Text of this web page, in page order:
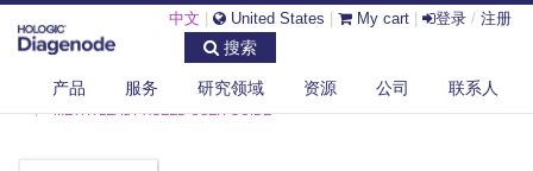
中文 United States My cart 登录 / 注册
搜索
产品 服务 研究领域 资源 公司 联系人
DIAGENODE.COM
DOCUMENTS
METHYLEASY XCEED USER GUIDE